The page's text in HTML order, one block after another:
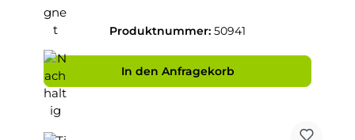
Produktnummer: 50941
In den Anfragekorb